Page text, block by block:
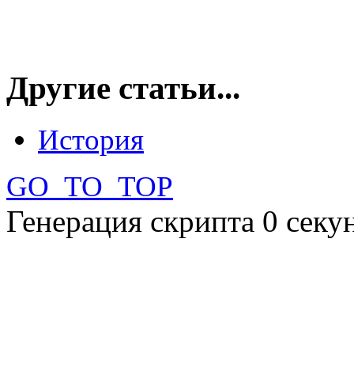
Другие статьи...
История
GO_TO_TOP
Генерация скрипта 0